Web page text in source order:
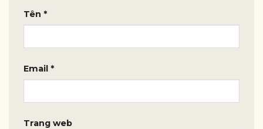
Tên *
Email *
Trang web